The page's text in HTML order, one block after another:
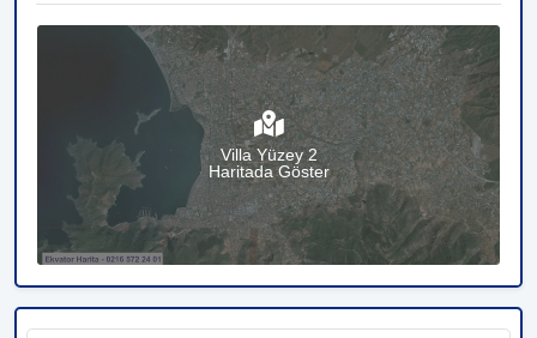
Villa Yüzey 2
Haritada Göster